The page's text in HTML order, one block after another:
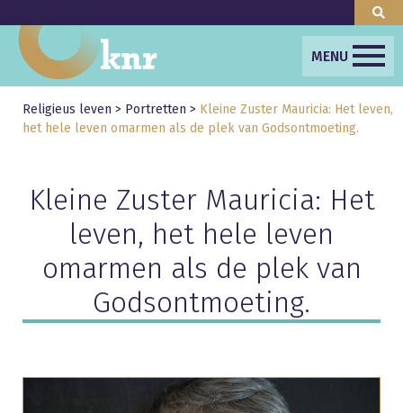
MENU
Religieus leven > Portretten > Kleine Zuster Mauricia: Het leven,
het hele leven omarmen als de plek van Godsontmoeting.
Kleine Zuster Mauricia: Het
leven, het hele leven
omarmen als de plek van
Godsontmoeting.